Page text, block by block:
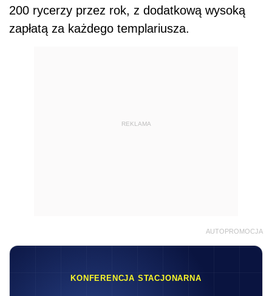
200 rycerzy przez rok, z dodatkową wysoką
zapłatą za każdego templariusza.
REKLAMA
AUTOPROMOCJA
KONFERENCJA STACJONARNA